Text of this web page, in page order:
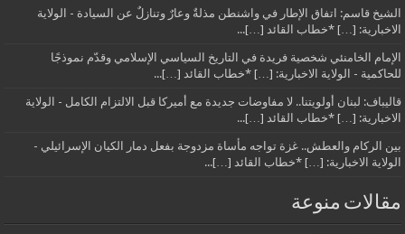
الشيخ قاسم: اتفاق الإطار في واشنطن مذلةٌ وعارٌ وتنازلٌ عن السيادة - الولاية
الاخبارية: […] *خطاب القائد […]...
الإمام الخامنئي شخصية فريدة في التاريخ السياسي الإسلامي وقدّم نموذجًا
للحاكمية - الولاية الاخبارية: […] *خطاب القائد […]...
قاليباف: لبنان أولويتنا.. لا مفاوضات جديدة مع أميركا قبل الالتزام الكامل - الولاية
الاخبارية: […] *خطاب القائد […]...
بين الركام والعطش.. غزة تواجه مأساة مزدوجة بفعل دمار الكيان الإسرائيلي -
الولاية الاخبارية: […] *خطاب القائد […]...
مقالات منوعة